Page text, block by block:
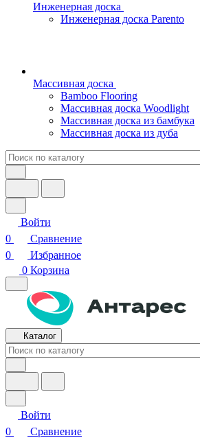
Инженерная доска
Инженерная доска Parento
Массивная доска
Bamboo Flooring
Массивная доска Woodlight
Массивная доска из бамбука
Массивная доска из дуба
Войти
0
Сравнение
0
Избранное
0 Корзина
Каталог
Войти
0
Сравнение